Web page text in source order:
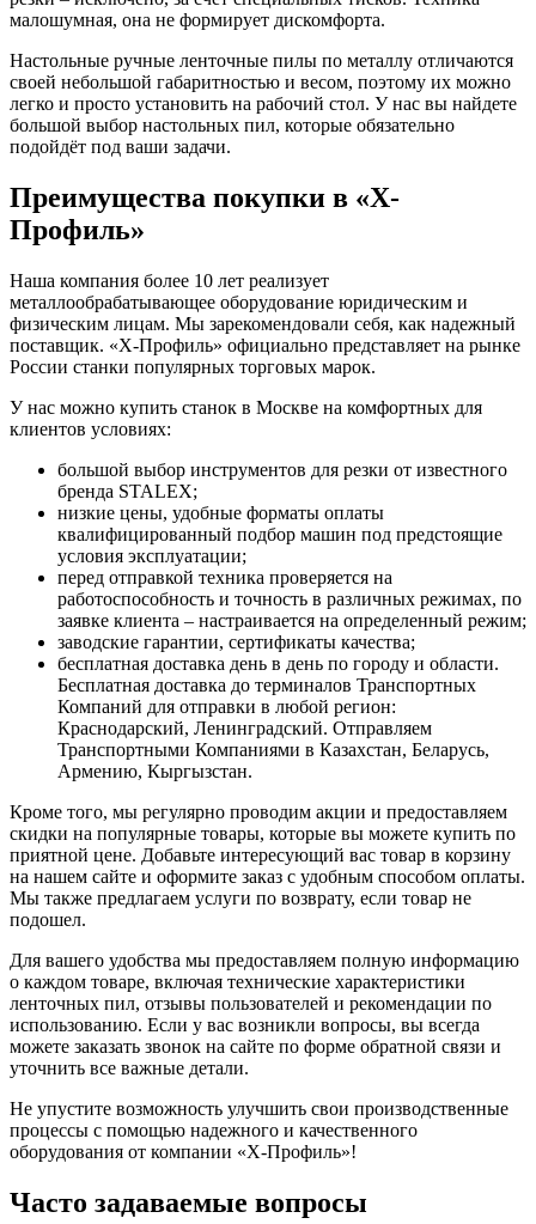
малошумная, она не формирует дискомфорта.
Настольные ручные ленточные пилы по металлу отличаются
своей небольшой габаритностью и весом, поэтому их можно
легко и просто установить на рабочий стол. У нас вы найдете
большой выбор настольных пил, которые обязательно
подойдёт под ваши задачи.
Преимущества покупки в «Х-
Профиль»
Наша компания более 10 лет реализует
металлообрабатывающее оборудование юридическим и
физическим лицам. Мы зарекомендовали себя, как надежный
поставщик. «Х-Профиль» официально представляет на рынке
России станки популярных торговых марок.
У нас можно купить станок в Москве на комфортных для
клиентов условиях:
большой выбор инструментов для резки от известного
бренда STALEX;
низкие цены, удобные форматы оплаты
квалифицированный подбор машин под предстоящие
условия эксплуатации;
перед отправкой техника проверяется на
работоспособность и точность в различных режимах, по
заявке клиента – настраивается на определенный режим;
заводские гарантии, сертификаты качества;
бесплатная доставка день в день по городу и области.
Бесплатная доставка до терминалов Транспортных
Компаний для отправки в любой регион:
Краснодарский, Ленинградский. Отправляем
Транспортными Компаниями в Казахстан, Беларусь,
Армению, Кыргызстан.
Кроме того, мы регулярно проводим акции и предоставляем
скидки на популярные товары, которые вы можете купить по
приятной цене. Добавьте интересующий вас товар в корзину
на нашем сайте и оформите заказ с удобным способом оплаты.
Мы также предлагаем услуги по возврату, если товар не
подошел.
Для вашего удобства мы предоставляем полную информацию
о каждом товаре, включая технические характеристики
ленточных пил, отзывы пользователей и рекомендации по
использованию. Если у вас возникли вопросы, вы всегда
можете заказать звонок на сайте по форме обратной связи и
уточнить все важные детали.
Не упустите возможность улучшить свои производственные
процессы с помощью надежного и качественного
оборудования от компании «Х-Профиль»!
Часто задаваемые вопросы